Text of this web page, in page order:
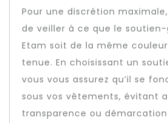
Pour une discrétion
de veiller à ce que le
Etam soit de la même
tenue. En choisissant un
vous vous assurez qu’il se
sous vos vêtements, évitant
transparence ou